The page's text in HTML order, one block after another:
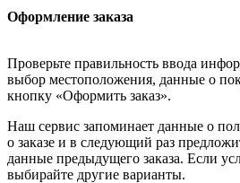
Оформление заказа
Проверьте правильность ввода
выбор местоположения, данные о
кнопку «Оформить заказ».
Наш сервис запоминает данные о
о заказе и в следующий раз
данные предыдущего заказа. Если
выбирайте другие варианты.